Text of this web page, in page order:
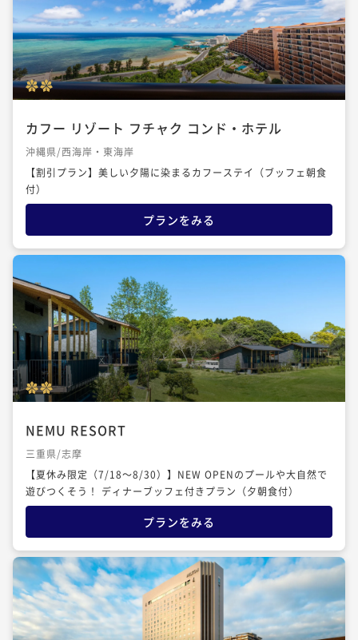
カフー リゾート フチャク コンド・ホテル
沖縄県/西海岸・東海岸
【割引プラン】美しい夕陽に染まるカフーステイ（ブッフェ朝食
付）
プランをみる
NEMU RESORT
三重県/志摩
【夏休み限定（7/18～8/30）】NEW OPENのプールや大自然で
遊びつくそう！ ディナーブッフェ付きプラン（夕朝食付）
プランをみる